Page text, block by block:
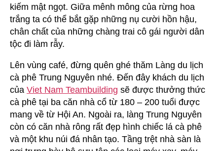
kiếm mật ngọt. Giữa mênh mông của rừng hoa
trắng ta có thể bắt gặp những nụ cười hồn hậu,
chân chất của những chàng trai cô gái người dân
tộc đi làm rẫy.
Lên vùng café, đừng quên ghé thăm Làng du lịch
cà phê Trung Nguyên nhé. Đến đây khách du lịch
của Viet Nam Teambuilding sẽ được thưởng thức
cà phê tại ba căn nhà cổ từ 180 – 200 tuổi được
mang về từ Hội An. Ngoài ra, làng Trung Nguyên
còn có căn nhà rông rất đẹp hình chiếc lá cà phê
và một khu núi đá nhân tạo. Tầng trệt nhà sàn là